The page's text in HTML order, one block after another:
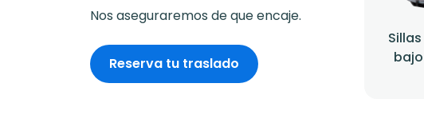
Nos aseguraremos de que encaje.
Reserva tu traslado